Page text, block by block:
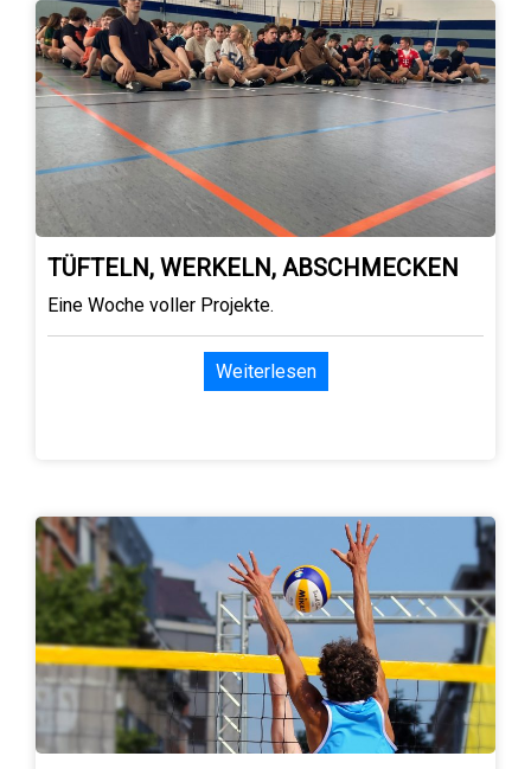
TÜFTELN, WERKELN, ABSCHMECKEN
Eine Woche voller Projekte.
Weiterlesen